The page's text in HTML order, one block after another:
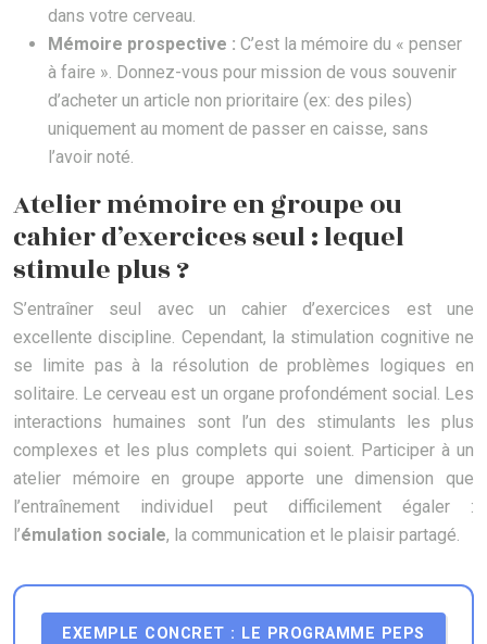
dans votre cerveau.
Mémoire prospective : C’est la mémoire du « penser
à faire ». Donnez-vous pour mission de vous souvenir
d’acheter un article non prioritaire (ex: des piles)
uniquement au moment de passer en caisse, sans
l’avoir noté.
Atelier mémoire en groupe ou
cahier d’exercices seul : lequel
stimule plus ?
S’entraîner seul avec un cahier d’exercices est une
excellente discipline. Cependant, la stimulation cognitive ne
se limite pas à la résolution de problèmes logiques en
solitaire. Le cerveau est un organe profondément social. Les
interactions humaines sont l’un des stimulants les plus
complexes et les plus complets qui soient. Participer à un
atelier mémoire en groupe apporte une dimension que
l’entraînement individuel peut difficilement égaler :
l’émulation sociale, la communication et le plaisir partagé.
EXEMPLE CONCRET : LE PROGRAMME PEPS